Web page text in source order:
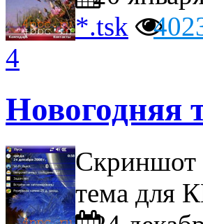
*.tsk
4
Новогодняя
Скриншот
тема для